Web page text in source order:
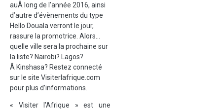
auÂ long de l’année 2016, ainsi
d’autre d’évènements du type
Hello Douala verront le jour,
rassure la promotrice. Alors…
quelle ville sera la prochaine sur
la liste? Nairobi? Lagos?
Â Kinshasa? Restez connecté
sur le site Visiterlafrique.com
pour plus d’informations.
« Visiter l’Afrique » est une